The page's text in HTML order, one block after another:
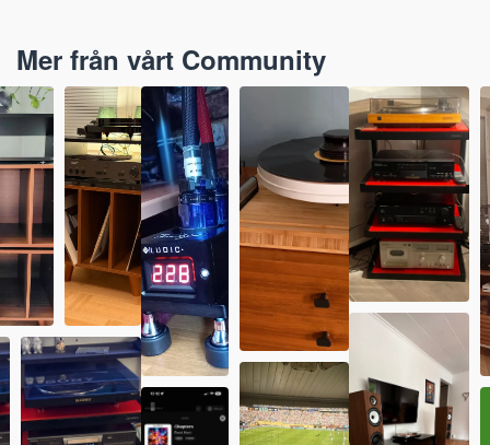
Mer från vårt Community